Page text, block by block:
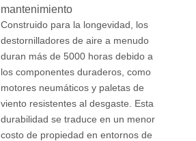
mantenimiento
Construido para la longevidad, los
destornilladores de aire a menudo
duran más de 5000 horas debido a
los componentes duraderos, como
motores neumáticos y paletas de
viento resistentes al desgaste. Esta
durabilidad se traduce en un menor
costo de propiedad en entornos de